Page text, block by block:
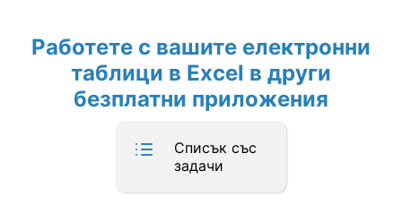
Работете с вашите електронни
таблици в Excel в други
безплатни приложения
Списък със
задачи